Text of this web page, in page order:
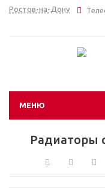
Ростов-на-Дону
МЕНЮ
Радиаторы